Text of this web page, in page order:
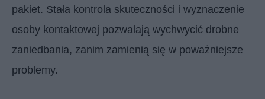
pakiet. Stała kontrola skuteczności i wyznaczenie
osoby kontaktowej pozwalają wychwycić drobne
zaniedbania, zanim zamienią się w poważniejsze
problemy.